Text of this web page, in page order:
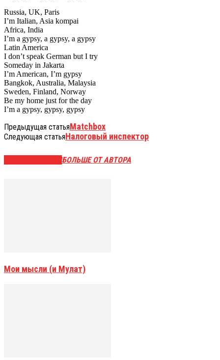
Russia, UK, Paris
I’m Italian, Asia kompai
Africa, India
I’m a gypsy, a gypsy, a gypsy
Latin America
I don’t speak German but I try
Someday in Jakarta
I’m American, I’m gypsy
Bangkok, Australia, Malaysia
Sweden, Finland, Norway
Be my home just for the day
I’m a gypsy, gypsy, gypsy
Предыдущая статьяMatchbox
Следующая статьяНалоговый инспектор
БОЛЬШЕ ОТ АВТОРА
Мои мысли (и Мулат)